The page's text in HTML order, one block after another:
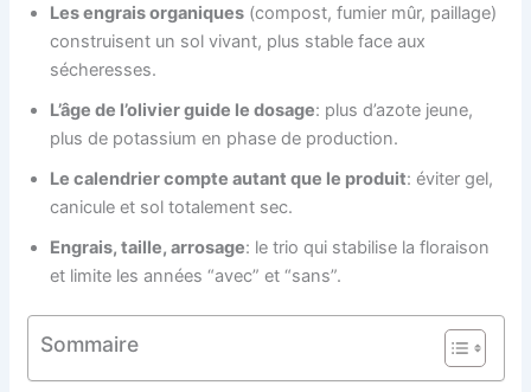
Les engrais organiques (compost, fumier mûr, paillage)
construisent un sol vivant, plus stable face aux
sécheresses.
L’âge de l’olivier guide le dosage: plus d’azote jeune,
plus de potassium en phase de production.
Le calendrier compte autant que le produit: éviter gel,
canicule et sol totalement sec.
Engrais, taille, arrosage: le trio qui stabilise la floraison
et limite les années “avec” et “sans”.
Sommaire